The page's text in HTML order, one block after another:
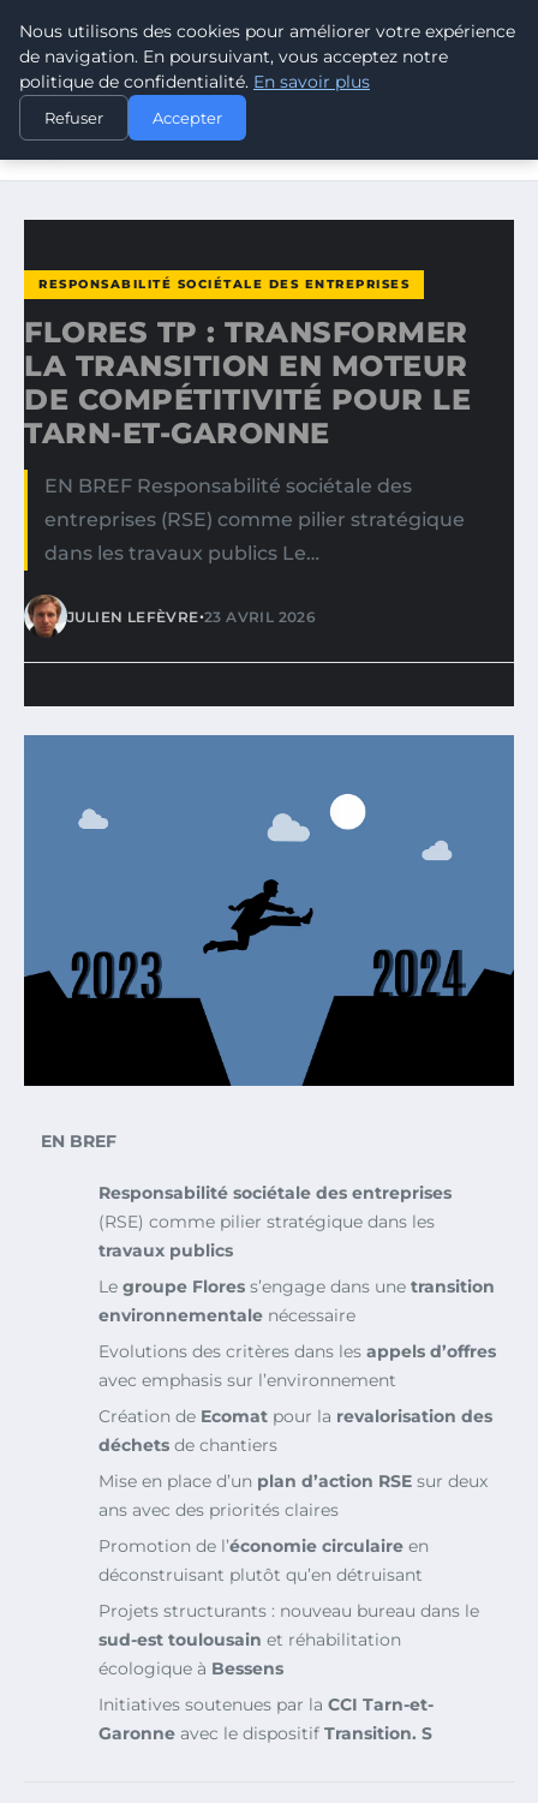
CLIMATE RESPONSE BLOG
ACCUEIL
RESPONSABILITÉ SOCIÉTALE DES ENTREPRISES
FLORES TP : TRANSFORMER LA TRANSITION EN MOTEUR
RESPONSABILITÉ SOCIÉTALE DES ENTREPRISES
FLORES TP : TRANSFORMER
LA TRANSITION EN MOTEUR
DE COMPÉTITIVITÉ POUR LE
TARN-ET-GARONNE
EN BREF Responsabilité sociétale des
entreprises (RSE) comme pilier stratégique
dans les travaux publics Le…
JULIEN LEFÈVRE•23 AVRIL 2026
EN BREF
Responsabilité sociétale des entreprises
(RSE) comme pilier stratégique dans les
travaux publics
Le groupe Flores s’engage dans une transition
environnementale nécessaire
Evolutions des critères dans les appels d’offres
avec emphasis sur l’environnement
Création de Ecomat pour la revalorisation des
déchets de chantiers
Mise en place d’un plan d’action RSE sur deux
ans avec des priorités claires
Promotion de l’économie circulaire en
déconstruisant plutôt qu’en détruisant
Projets structurants : nouveau bureau dans le
sud-est toulousain et réhabilitation
écologique à Bessens
Initiatives soutenues par la CCI Tarn-et-
Garonne avec le dispositif Transition. S
Nous utilisons des cookies pour améliorer votre expérience
de navigation. En poursuivant, vous acceptez notre
politique de confidentialité. En savoir plus
Refuser Accepter